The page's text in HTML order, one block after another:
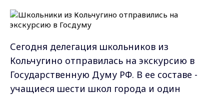
Сегодня делегация школьников из
Кольчугино отправилась на экскурсию в
Государственную Думу РФ. В ее составе -
учащиеся шести школ города и один